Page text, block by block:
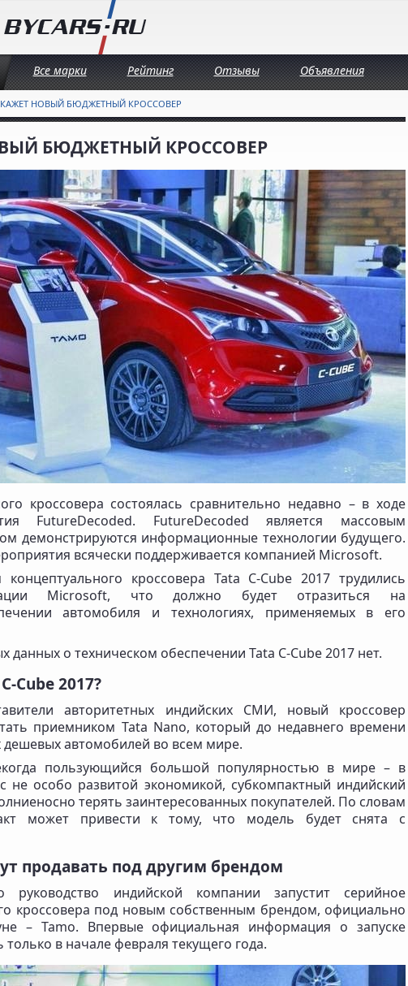
Все марки Рейтинг Отзывы Объявления
НОВЫЙ БЮДЖЕТНЫЙ КРОССОВЕР
БЮДЖЕТНЫЙ КРОССОВЕР
кроссовера состоялась сравнительно недавно – в ходе
FutureDecoded. FutureDecoded является массовым
демонстрируются информационные технологии будущего.
всячески поддерживается компанией Microsoft.
кроссовера Tata C-Cube 2017 трудились
Microsoft, что должно будет отразиться на
автомобиля и технологиях, применяемых в его
данных о техническом обеспечении Tata C-Cube 2017 нет.
Cube 2017?
авторитетных индийских СМИ, новый кроссовер
приемником Tata Nano, который до недавнего времени
дешевых автомобилей во всем мире.
пользующийся большой популярностью в мире – в
не особо развитой экономикой, субкомпактный индийский
терять заинтересованных покупателей. По словам
может привести к тому, что модель будет снята с
продавать под другим брендом
руководство индийской компании запустит серийное
кроссовера под новым собственным брендом, официально
– Tamo. Впервые официальная информация о запуске
в начале февраля текущего года.